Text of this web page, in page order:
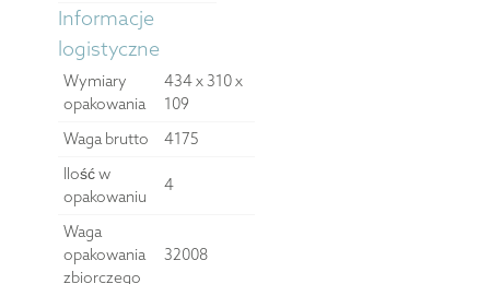
Informacje
logistyczne
Wymiary
opakowania
434 x 310 x
109
Waga brutto
4175
Ilość w
opakowaniu
4
Waga
opakowania
zbiorczego
32008